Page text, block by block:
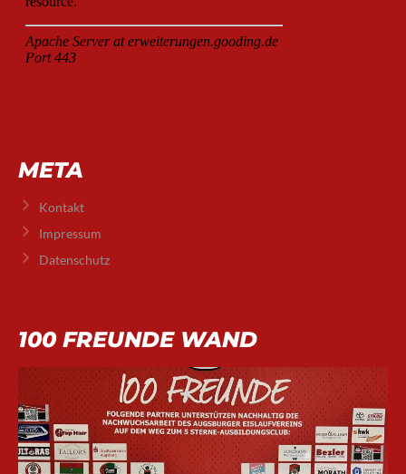
META
Kontakt
Impressum
Datenschutz
100 FREUNDE WAND